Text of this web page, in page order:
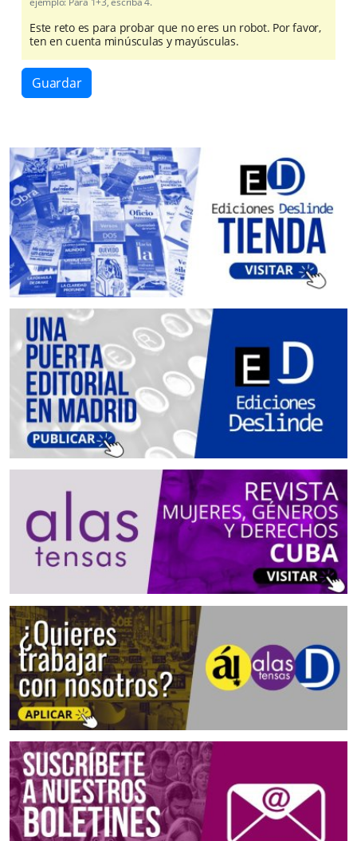
Este reto es para probar que no eres un robot. Por favor,
ten en cuenta minúsculas y mayúsculas.
Guardar